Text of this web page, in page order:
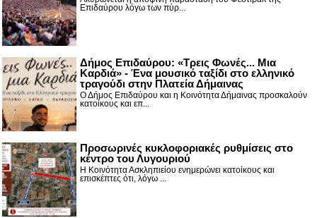
Επιδαύρου λόγω των πύρ...
Δήμος Επιδαύρου: «Τρεις Φωνές... Μια
Καρδιά» - Ένα μουσικό ταξίδι στο ελληνικό
τραγούδι στην Πλατεία Δήμαινας
Ο Δήμος Επιδαύρου και η Κοινότητα Δήμαινας προσκαλούν
κατοίκους και επ...
Προσωρινές κυκλοφοριακές ρυθμίσεις στο
κέντρο του Λυγουριού
Η Κοινότητα Ασκληπιείου ενημερώνει κατοίκους και
επισκέπτες ότι, λόγω ...